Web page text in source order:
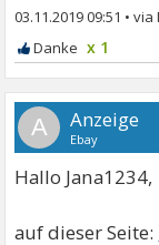
03.11.2019 09:51 •
x 1
A
Hallo Jana1234,